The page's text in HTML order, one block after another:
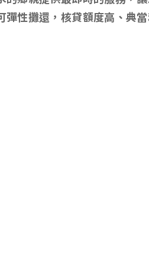
性攤還，核貸額度高、典當